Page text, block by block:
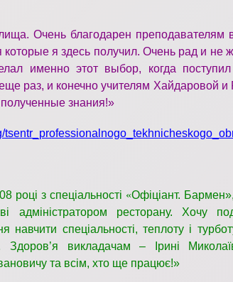
Очень благодарен преподавателям
которые я здесь получил. Очень рад и не
именно этот выбор, когда
раз, и конечно учителям Хайдаровой и
знания!»
році з спеціальності «Офіціант.
ресторану. Хочу
навчити спеціальності, теплоту і
викладачам – Ірині
та всім, хто ще працює!»